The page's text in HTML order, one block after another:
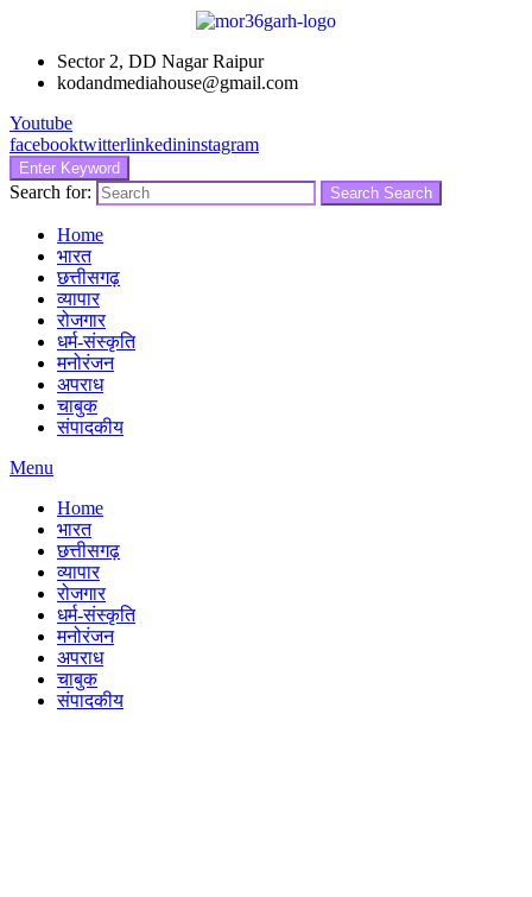
Sector 2, DD Nagar Raipur
kodandmediahouse@gmail.com
Youtube
facebooktwitterlinkedininstagram
Enter Keyword
Search for: Search Search
Home
भारत
छत्तीसगढ़
व्यापार
रोजगार
धर्म-संस्कृति
मनोरंजन
अपराध
चाबुक
संपादकीय
Menu
Home
भारत
छत्तीसगढ़
व्यापार
रोजगार
धर्म-संस्कृति
मनोरंजन
अपराध
चाबुक
संपादकीय